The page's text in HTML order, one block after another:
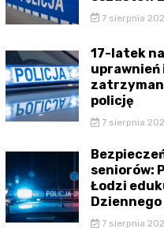
7 sierpnia
17-latek
uprawnień
policję
7 sierpnia
seniorów:
Łodzi
7 sierpnia